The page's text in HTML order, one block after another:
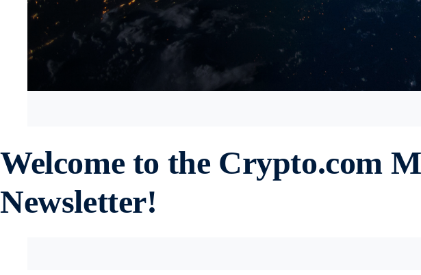
Welcome to the Crypto.com
Newsletter!